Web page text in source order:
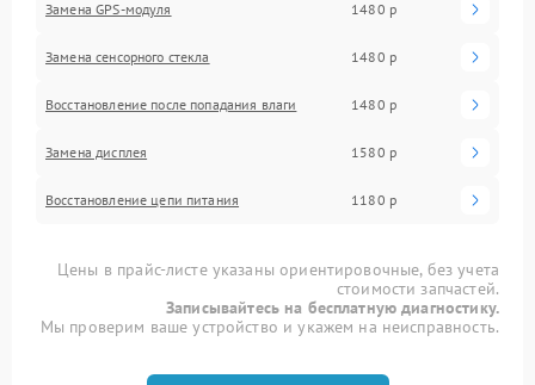
Замена GPS-модуля 1480 р
Замена сенсорного стекла 1480 р
Восстановление после попадания влаги 1480 р
Замена дисплея 1580 р
Восстановление цепи питания 1180 р
Цены в прайс-листе указаны ориентировочные, без учета
стоимости запчастей.
Записывайтесь на бесплатную диагностику.
Мы проверим ваше устройство и укажем на неисправность.